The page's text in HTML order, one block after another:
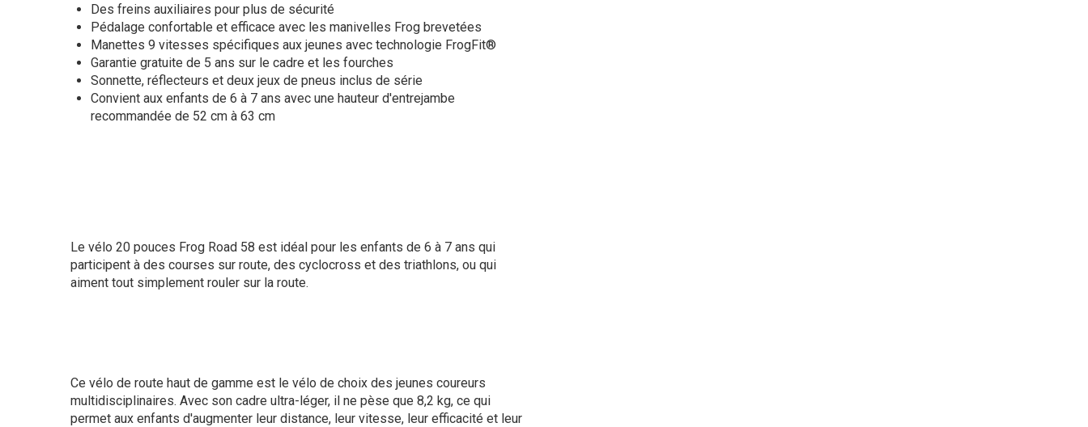
Des freins auxiliaires pour plus de sécurité
Pédalage confortable et efficace avec les manivelles Frog brevetées
Manettes 9 vitesses spécifiques aux jeunes avec technologie FrogFit®
Garantie gratuite de 5 ans sur le cadre et les fourches
Sonnette, réflecteurs et deux jeux de pneus inclus de série
Convient aux enfants de 6 à 7 ans avec une hauteur d'entrejambe
recommandée de 52 cm à 63 cm
Le vélo 20 pouces Frog Road 58 est idéal pour les enfants de 6 à 7 ans qui
participent à des courses sur route, des cyclocross et des triathlons, ou qui
aiment tout simplement rouler sur la route.
Ce vélo de route haut de gamme est le vélo de choix des jeunes coureurs
multidisciplinaires. Avec son cadre ultra-léger, il ne pèse que 8,2 kg, ce qui
permet aux enfants d'augmenter leur distance, leur vitesse, leur efficacité et leur